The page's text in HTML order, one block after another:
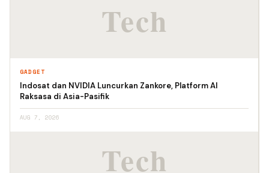
GADGET
Indosat dan NVIDIA Luncurkan Zankore, Platform AI
Raksasa di Asia-Pasifik
AUG 7, 2026